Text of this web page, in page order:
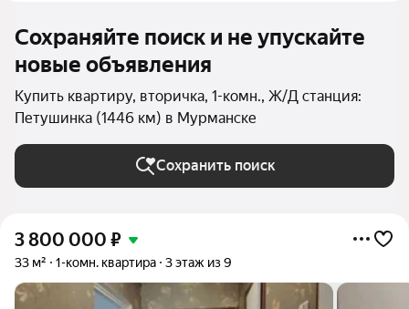
Сохраняйте поиск и не упускайте
новые объявления
Купить квартиру, вторичка, 1-комн., Ж/Д станция:
Петушинка (1446 км) в Мурманске
Сохранить поиск
3 800 000 ₽
33 м² 1-комн. квартира 3 этаж из 9